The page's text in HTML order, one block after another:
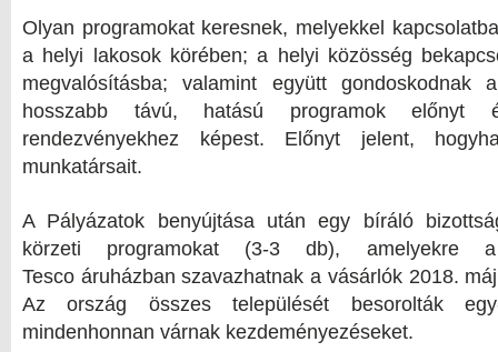
Olyan programokat keresnek, melyekkel
a helyi lakosok körében; a helyi közösség
megvalósításba; valamint együtt gondoskodnak
hosszabb távú, hatású programok előnyt
rendezvényekhez képest. Előnyt jelent,
munkatársait.
A Pályázatok benyújtása után egy bíráló
körzeti programokat (3-3 db), amelyekre
Tesco áruházban szavazhatnak a vásárlók 2018.
Az ország összes települését besorolták
mindenhonnan várnak kezdeményezéseket.